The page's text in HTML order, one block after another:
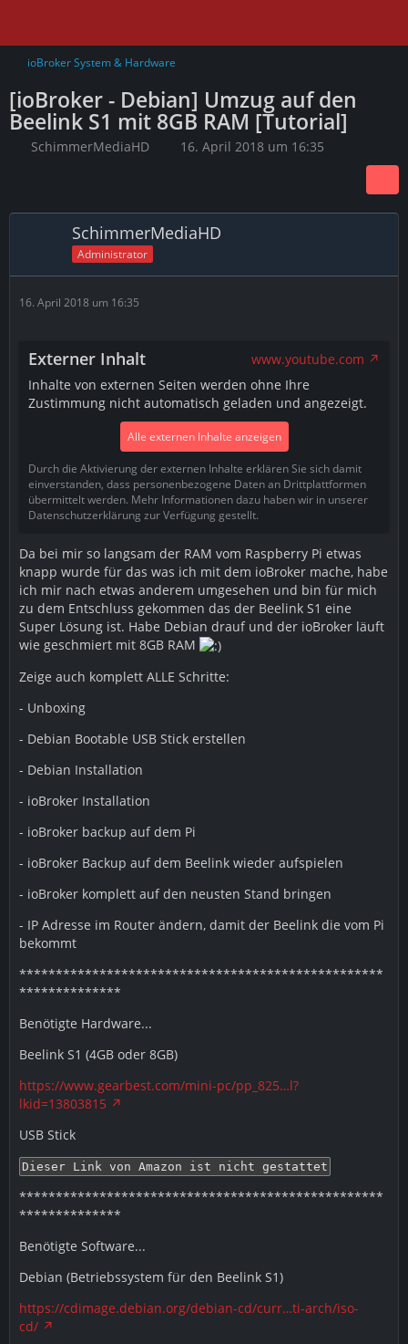
ioBroker System & Hardware
[ioBroker - Debian] Umzug auf den
Beelink S1 mit 8GB RAM [Tutorial]
SchimmerMediaHD 16. April 2018 um 16:35
SchimmerMediaHD
Administrator
16. April 2018 um 16:35
Externer Inhalt
www.youtube.com
Inhalte von externen Seiten werden ohne Ihre
Zustimmung nicht automatisch geladen und angezeigt.
Alle externen Inhalte anzeigen
Durch die Aktivierung der externen Inhalte erklären Sie sich damit
einverstanden, dass personenbezogene Daten an Drittplattformen
übermittelt werden. Mehr Informationen dazu haben wir in unserer
Datenschutzerklärung zur Verfügung gestellt.
Da bei mir so langsam der RAM vom Raspberry Pi etwas
knapp wurde für das was ich mit dem ioBroker mache, habe
ich mir nach etwas anderem umgesehen und bin für mich
zu dem Entschluss gekommen das der Beelink S1 eine
Super Lösung ist. Habe Debian drauf und der ioBroker läuft
wie geschmiert mit 8GB RAM
Zeige auch komplett ALLE Schritte:
- Unboxing
- Debian Bootable USB Stick erstellen
- Debian Installation
- ioBroker Installation
- ioBroker backup auf dem Pi
- ioBroker Backup auf dem Beelink wieder aufspielen
- ioBroker komplett auf den neusten Stand bringen
- IP Adresse im Router ändern, damit der Beelink die vom Pi
bekommt
**************************************************
**************
Benötigte Hardware...
Beelink S1 (4GB oder 8GB)
https://www.gearbest.com/mini-pc/pp_825…l?
lkid=13803815
USB Stick
Dieser Link von Amazon ist nicht gestattet
**************************************************
**************
Benötigte Software...
Debian (Betriebssystem für den Beelink S1)
https://cdimage.debian.org/debian-cd/curr…ti-arch/iso-
cd/